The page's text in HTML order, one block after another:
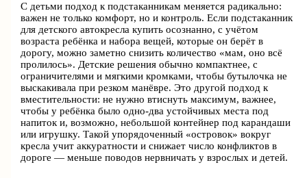
С детьми подход к подстаканникам меняется радикально:
важен не только комфорт, но и контроль. Если подстаканник
для детского автокресла купить осознанно, с учётом
возраста ребёнка и набора вещей, которые он берёт в
дорогу, можно заметно снизить количество «мам, оно всё
пролилось». Детские решения обычно компактнее, с
ограничителями и мягкими кромками, чтобы бутылочка не
выскакивала при резком манёвре. Это другой подход к
вместительности: не нужно втиснуть максимум, важнее,
чтобы у ребёнка было одно-два устойчивых места под
напиток и, возможно, небольшой контейнер под карандаши
или игрушку. Такой упорядоченный «островок» вокруг
кресла учит аккуратности и снижает число конфликтов в
дороге — меньше поводов нервничать у взрослых и детей.